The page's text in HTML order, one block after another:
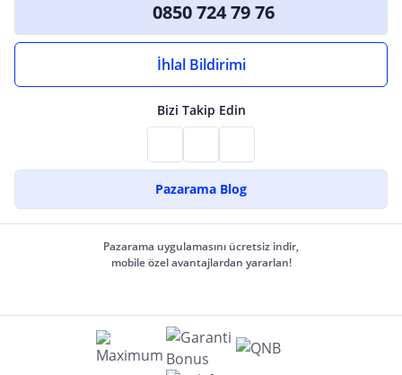
0850 724 79 76
İhlal Bildirimi
Bizi Takip Edin
Pazarama Blog
Pazarama uygulamasını ücretsiz indir,
mobile özel avantajlardan yararlan!